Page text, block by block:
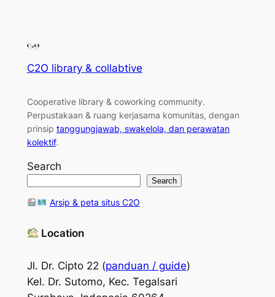
C2O library & collabtive
Cooperative library & coworking community.
Perpustakaan & ruang kerjasama komunitas, dengan
prinsip tanggungjawab, swakelola, dan perawatan
kolektif.
Search
Search
Arsip & peta situs C2O
Location
Jl. Dr. Cipto 22 (panduan / guide)
Kel. Dr. Sutomo, Kec. Tegalsari